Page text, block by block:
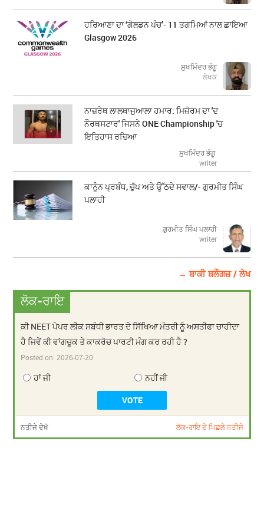
ਹਰਿਆਣਾ ਦਾ ‘ਗੋਲਡਨ ਪੰਚ’- 11 ਤਗਮਿਆਂ ਨਾਲ ਛਾਇਆ
Glasgow 2026
ਸੁਖਮਿੰਦਰ ਭੰਗੂ
ਲੇਖਕ
ਨਾਜ਼ਰੇਥ ਲਾਲਥਾਜੁਆਲਾ ਹਮਾਰ: ਮਿਜ਼ੋਰਮ ਦਾ 'ਦ
ਨੌਰਥਸਟਾਰ' ਜਿਸਨੇ ONE Championship 'ਚ
ਇਤਿਹਾਸ ਰਚਿਆ
ਸੁਖਮਿੰਦਰ ਭੰਗੂ
writer
ਕਾਨੂੰਨ ਪ੍ਰਬੰਧ, ਚੁੱਪ ਅਤੇ ਉੱਠਦੇ ਸਵਾਲ/- ਗੁਰਮੀਤ ਸਿੰਘ
ਪਲਾਹੀ
ਗੁਰਮੀਤ ਸਿੰਘ ਪਲਾਹੀ
writer
→ ਬਾਕੀ ਬਲੌਗਜ਼ / ਲੇਖ
ਲੋਕ-ਰਾਇ
ਕੀ NEET ਪੇਪਰ ਲੀਕ ਸਬੰਧੀ ਭਾਰਤ ਦੇ ਸਿੱਖਿਆ ਮੰਤਰੀ ਨੂੰ ਅਸਤੀਫਾ ਚਾਹੀਦਾ
ਹੈ ਜਿਵੇਂ ਕੀ ਵਾਂਗਚੂਕ ਤੇ ਕਾਕਰੋਚ ਪਾਰਟੀ ਮੰਗ ਕਰ ਰਹੀ ਹੈ ?
Posted on:2026-07-20
ਹਾਂ ਜੀ ਨਹੀਂ ਜੀ
ਨਤੀਜੇ ਦੇਖੋ ਲੋਕ-ਰਾਇ ਦੇ ਪਿਛਲੇ ਨਤੀਜੇ